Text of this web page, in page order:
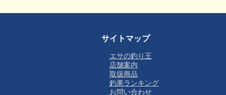
サイトマップ
エサの釣り王
店舗案内
取扱商品
釣果ランキング
お問い合わせ